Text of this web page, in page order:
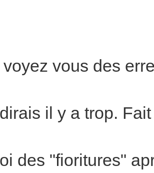
vous des
il y a trop.
des "fioritures"